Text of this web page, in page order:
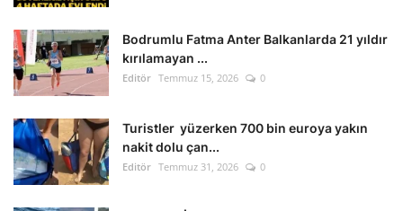
Bodrumlu Fatma Anter Balkanlarda 21 yıldır
kırılamayan ...
Editör Temmuz 15, 2026 0
Turistler yüzerken 700 bin euroya yakın
nakit dolu çan...
Editör Temmuz 31, 2026 0